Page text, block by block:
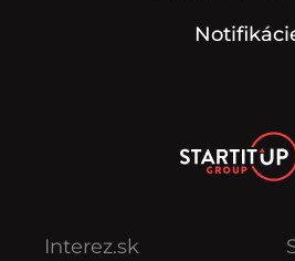
Interez.sk